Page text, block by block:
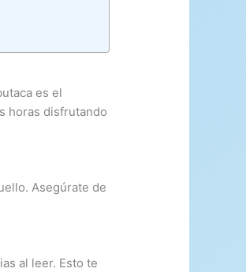
es el
horas disfrutando
Asegúrate de
al leer. Esto te